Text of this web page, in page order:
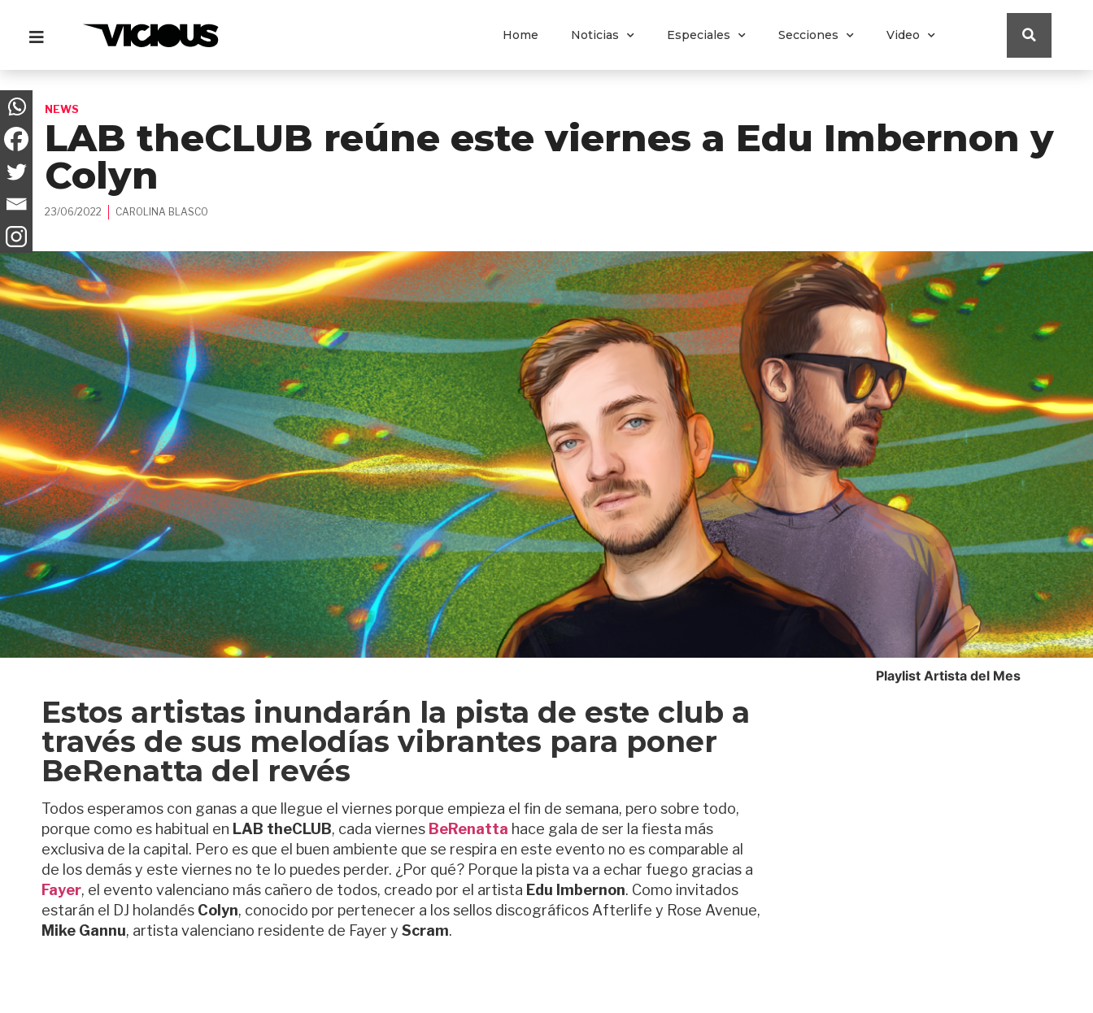
Home Noticias Especiales Secciones Video
NEWS
LAB theCLUB reúne este viernes a Edu Imbernon y
Colyn
23/06/2022 CAROLINA BLASCO
Estos artistas inundarán la pista de este club a
través de sus melodías vibrantes para poner
BeRenatta del revés
Todos esperamos con ganas a que llegue el viernes porque empieza el fin de semana, pero sobre todo,
porque como es habitual en LAB theCLUB, cada viernes BeRenatta hace gala de ser la fiesta más
exclusiva de la capital. Pero es que el buen ambiente que se respira en este evento no es comparable al
de los demás y este viernes no te lo puedes perder. ¿Por qué? Porque la pista va a echar fuego gracias a
Fayer, el evento valenciano más cañero de todos, creado por el artista Edu Imbernon. Como invitados
estarán el DJ holandés Colyn, conocido por pertenecer a los sellos discográficos Afterlife y Rose Avenue,
Mike Gannu, artista valenciano residente de Fayer y Scram.
Playlist Artista del Mes